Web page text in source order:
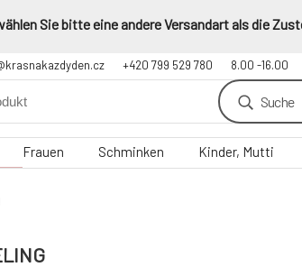
Sie bitte eine andere Versandart als die
+420 799 529 780 8.00 -16.00
Suche
Frauen Schminken Kinder, Mutti